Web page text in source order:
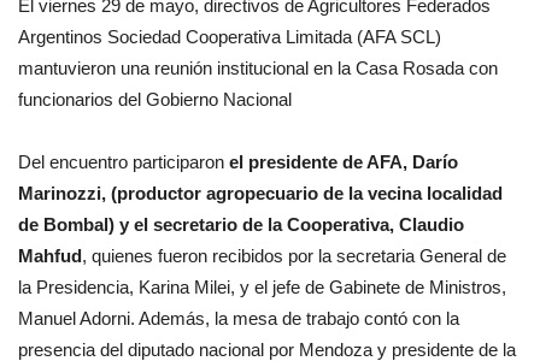
El viernes 29 de mayo, directivos de Agricultores Federados
Argentinos Sociedad Cooperativa Limitada (AFA SCL)
mantuvieron una reunión institucional en la Casa Rosada con
funcionarios del Gobierno Nacional
Del encuentro participaron el presidente de AFA, Darío
Marinozzi, (productor agropecuario de la vecina localidad
de Bombal) y el secretario de la Cooperativa, Claudio
Mahfud, quienes fueron recibidos por la secretaria General de
la Presidencia, Karina Milei, y el jefe de Gabinete de Ministros,
Manuel Adorni. Además, la mesa de trabajo contó con la
presencia del diputado nacional por Mendoza y presidente de la